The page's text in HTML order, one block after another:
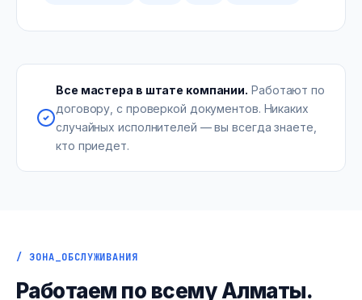
Все мастера в штате компании. Работают по
договору, с проверкой документов. Никаких
случайных исполнителей — вы всегда знаете,
кто приедет.
/ ЗОНА_ОБСЛУЖИВАНИЯ
Работаем по всему Алматы.